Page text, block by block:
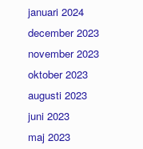
januari 2024
december 2023
november 2023
oktober 2023
augusti 2023
juni 2023
maj 2023